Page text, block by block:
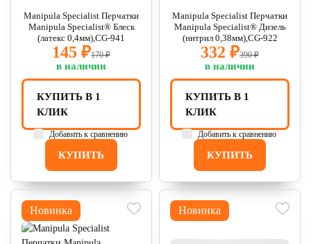
Manipula Specialist Перчатки
Manipula Specialist® Блеск
(латекс 0,4мм),CG-941
145 ₽170 ₽
в наличии
КУПИТЬ
КУПИТЬ В 1
КЛИК
Добавить к сравнению
Manipula Specialist Перчатки
Manipula Specialist® Дизель
(нитрил 0,38мм),CG-922
332 ₽390 ₽
в наличии
КУПИТЬ
КУПИТЬ В 1
КЛИК
Добавить к сравнению
Новинка Новинка